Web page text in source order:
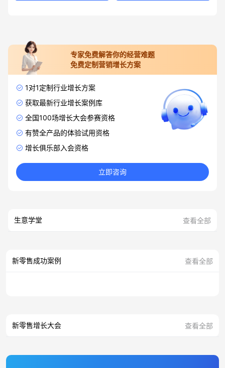
专家免费解答你的经营难题
免费定制营销增长方案
1对1定制行业增长方案
获取最新行业增长案例库
全国100场增长大会参赛资格
有赞全产品的体验试用资格
增长俱乐部入会资格
立即咨询
生意学堂 查看全部
新零售成功案例 查看全部
新零售增长大会 查看全部